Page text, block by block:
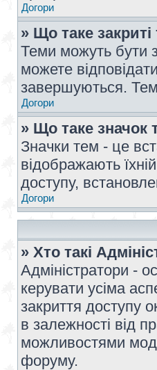
Догори
» Що таке
Теми можуть бути
можете
завершуються.
Догори
» Що таке значок
Значки тем - це
відображають
доступу,
Догори
» Хто такі
Адміністратори -
керувати усіма
закриття доступу
в залежності від
можливостями
форуму.